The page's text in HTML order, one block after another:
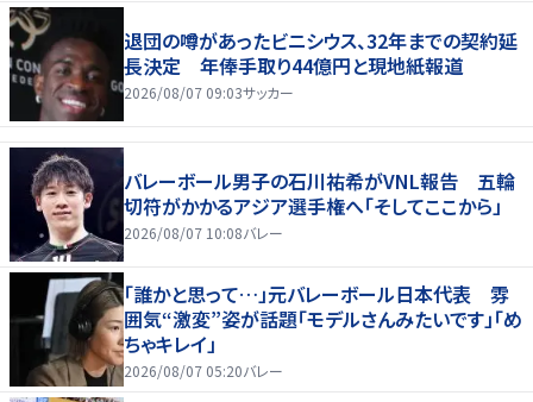
退団の噂があったビニシウス、32年までの契約延
長決定 年俸手取り44億円と現地紙報道
2026/08/07 09:03サッカー
バレーボール男子の石川祐希がVNL報告 五輪
切符がかかるアジア選手権へ「そしてここから」
2026/08/07 10:08バレー
「誰かと思って…」元バレーボール日本代表 雰
囲気“激変”姿が話題「モデルさんみたいです」「め
ちゃキレイ」
2026/08/07 05:20バレー